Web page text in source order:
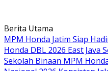
Langsung
ke
konten
Berita Utama
MPM Honda Jatim Siap
Honda DBL 2026 East Java
Sekolah Binaan MPM